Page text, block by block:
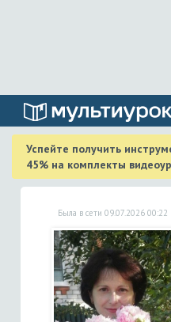
Успейте получить
45% на комплекты
Была в сети 09.07.2026 00:22